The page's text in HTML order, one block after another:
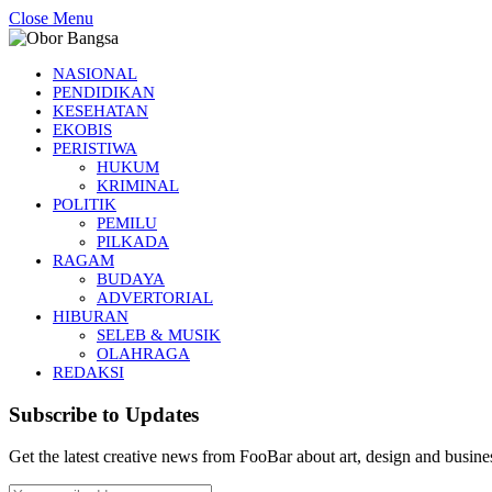
Close Menu
NASIONAL
PENDIDIKAN
KESEHATAN
EKOBIS
PERISTIWA
HUKUM
KRIMINAL
POLITIK
PEMILU
PILKADA
RAGAM
BUDAYA
ADVERTORIAL
HIBURAN
SELEB & MUSIK
OLAHRAGA
REDAKSI
Subscribe to Updates
Get the latest creative news from FooBar about art, design and